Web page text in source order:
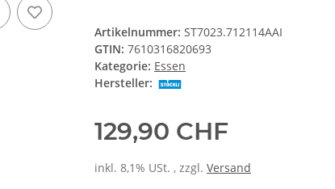
Artikelnummer: ST7023.712114AAI
GTIN: 7610316820693
Kategorie: Essen
Hersteller:
129,90 CHF
inkl. 8,1% USt. , zzgl. Versand